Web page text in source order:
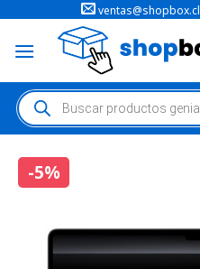
ventas@shopbox.cl
-5%